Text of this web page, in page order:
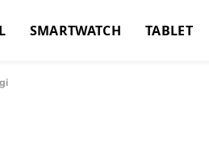
SMARTWATCH TABLET